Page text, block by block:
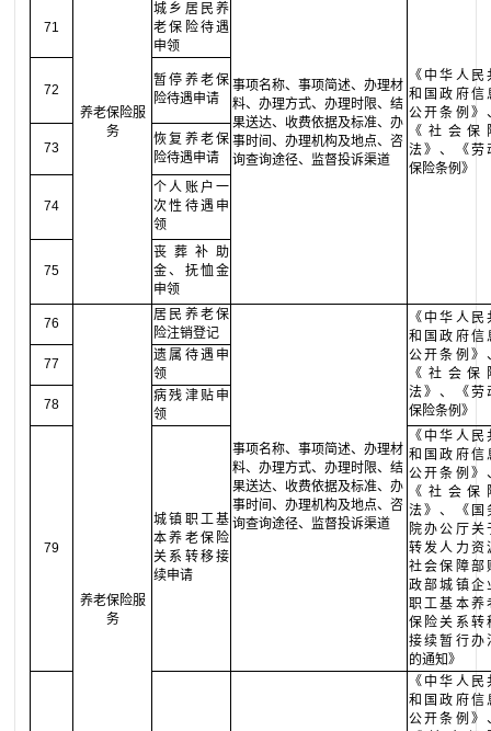
养老保险服
务
事项名称、事项简述、办理材
料、办理方式、办理时限、结
果送达、收费依据及标准、办
事时间、办理机构及地点、咨
询查询途径、监督投诉渠道
《中华人民
和国政府信
公开条例》
《社会保
法》、《劳
保险条例》
71
城乡居民养
老保险待遇
申领
72
暂停养老保
险待遇申请
73
恢复养老保
险待遇申请
74
个人账户一
次性待遇申
领
75
丧葬补助
金、抚恤金
申领
76
养老保险服
务
居民养老保
险注销登记
事项名称、事项简述、办理材
料、办理方式、办理时限、结
果送达、收费依据及标准、办
事时间、办理机构及地点、咨
询查询途径、监督投诉渠道
《中华人民
和国政府信
公开条例》
《社会保
法》、《劳
保险条例》
77
遗属待遇申
领
78
病残津贴申
领
79
城镇职工基
本养老保险
关系转移接
续申请
《中华人民
和国政府信
公开条例》
《社会保
法》、《国
院办公厅关
转发人力资
社会保障部
政部城镇企
职工基本养
保险关系转
接续暂行办
的通知》
《中华人民
和国政府信
公开条例》